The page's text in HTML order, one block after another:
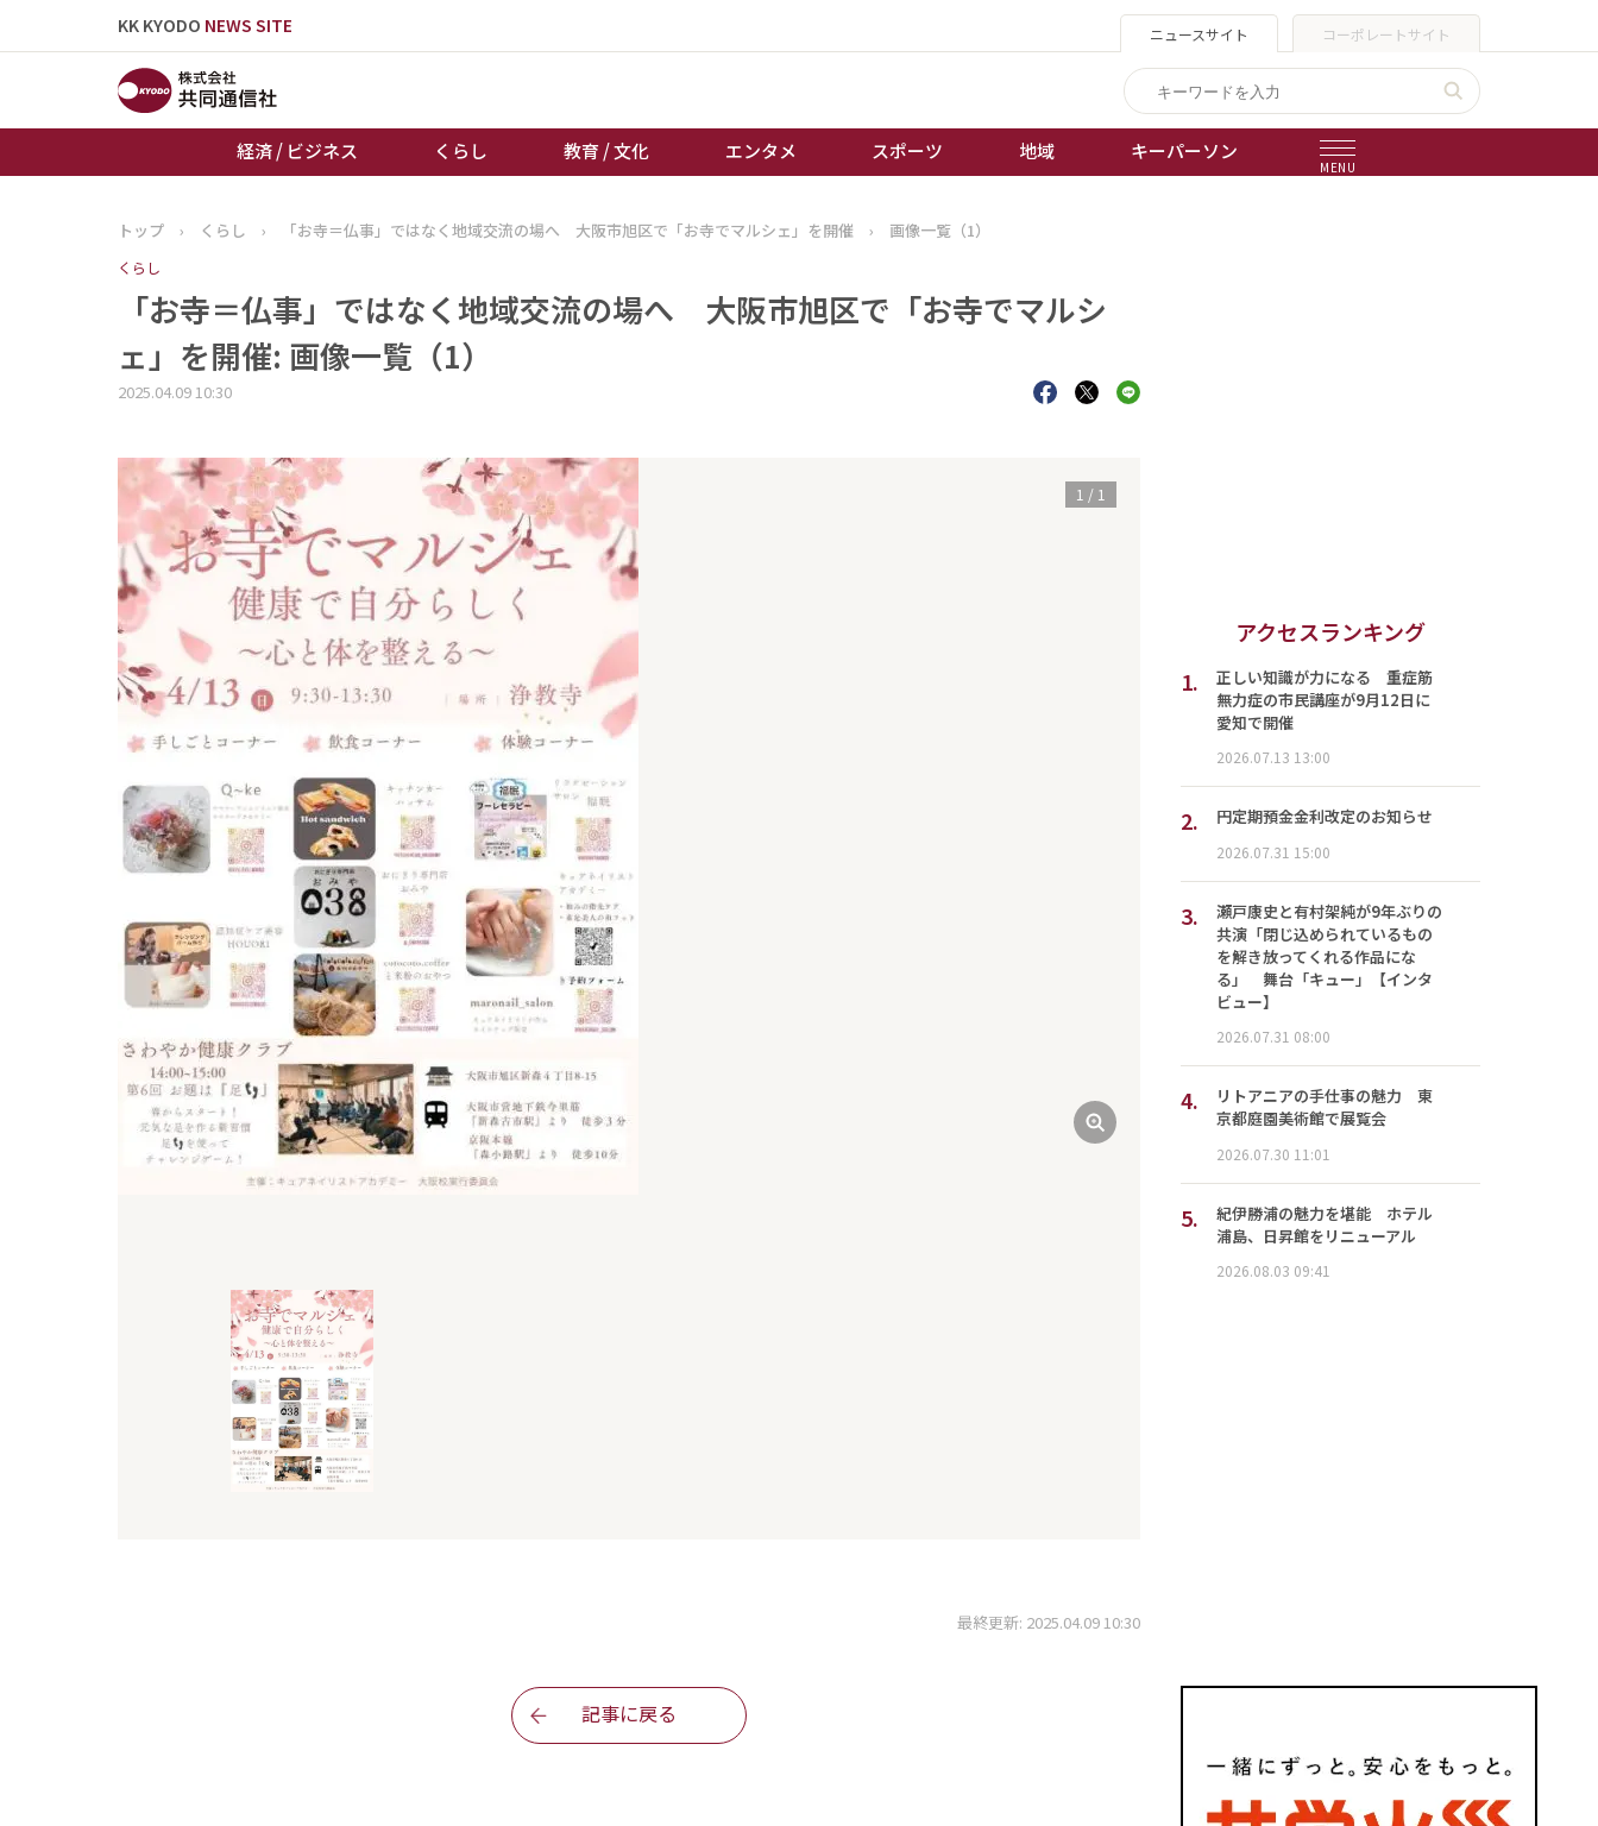
KK KYODO NEWS SITE ニュースサイト コーポレートサイト
経済 / ビジネス くらし 教育 / 文化 エンタメ スポーツ 地域 キーパーソン
MENU
トップページ
経済 / ビジネス
教育 / 文化
キーパーソン
誰もが輝いて働く社会へ
オートレース
トップ › くらし › 「お寺＝仏事」ではなく地域交流の場へ 大阪市旭区で「お寺でマルシェ」を開催 › 画像一覧（1）
くらし
「お寺＝仏事」ではなく地域交流の場へ 大阪市旭区で「お寺でマルシ
ェ」を開催: 画像一覧（1）
2025.04.09 10:30
1 / 1
最終更新: 2025.04.09 10:30
記事に戻る
アクセスランキング
1.
正しい知識が力になる 重症筋
無力症の市民講座が9月12日に
愛知で開催
2026.07.13 13:00
2. 円定期預金金利改定のお知らせ
2026.07.31 15:00
3.
瀬戸康史と有村架純が9年ぶりの
共演「閉じ込められているもの
を解き放ってくれる作品にな
る」 舞台「キュー」【インタ
ビュー】
2026.07.31 08:00
4.
リトアニアの手仕事の魅力 東
京都庭園美術館で展覧会
2026.07.30 11:01
5.
紀伊勝浦の魅力を堪能 ホテル
浦島、日昇館をリニューアル
2026.08.03 09:41